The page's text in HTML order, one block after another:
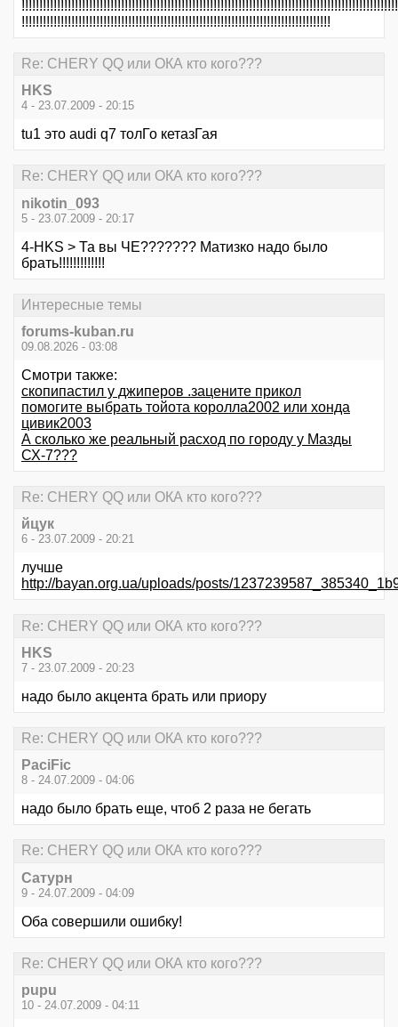
!!!!!!!!!!!!!!!!!!!!!!!!!!!!!!!!!!!!!!!!!!!!!!!!!!!!!!!!!!!!!!!!!!!!!!!!!!!!!!!!!!!!!!!
Re: CHERY QQ или ОКА кто кого???
HKS
4 - 23.07.2009 - 20:15
tu1 это audi q7 толГо кетазГая
Re: CHERY QQ или ОКА кто кого???
nikotin_093
5 - 23.07.2009 - 20:17
4-HKS > Та вы ЧЕ??????? Матизко надо было
брать!!!!!!!!!!!!!
Интересные темы
forums-kuban.ru
09.08.2026 - 03:08
Смотри также:
скопипастил у джиперов .зацените прикол
помогите выбрать тойота королла2002 или хонда
цивик2003
А сколько же реальный расход по городу у Мазды
СХ-7???
Re: CHERY QQ или ОКА кто кого???
йцук
6 - 23.07.2009 - 20:21
лучше
http://bayan.org.ua/uploads/posts/
Re: CHERY QQ или ОКА кто кого???
HKS
7 - 23.07.2009 - 20:23
надо было акцента брать или приору
Re: CHERY QQ или ОКА кто кого???
PaciFic
8 - 24.07.2009 - 04:06
надо было брать еще, чтоб 2 раза не бегать
Re: CHERY QQ или ОКА кто кого???
Сатурн
9 - 24.07.2009 - 04:09
Оба совершили ошибку!
Re: CHERY QQ или ОКА кто кого???
pupu
10 - 24.07.2009 - 04:11